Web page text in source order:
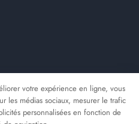
votre expérience en ligne, vous
les médias sociaux, mesurer le trafic
personnalisées en fonction de